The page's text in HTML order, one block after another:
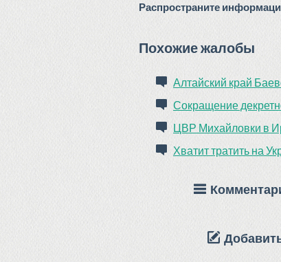
Распространите
Похожие жалобы
Алтайский край
Сокращение
ЦВР Михайловки в
Хватит тратить на